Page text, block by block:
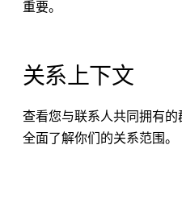
重要。
关系上下文
查看您与联系人共同拥有的
全面了解你们的关系范围。